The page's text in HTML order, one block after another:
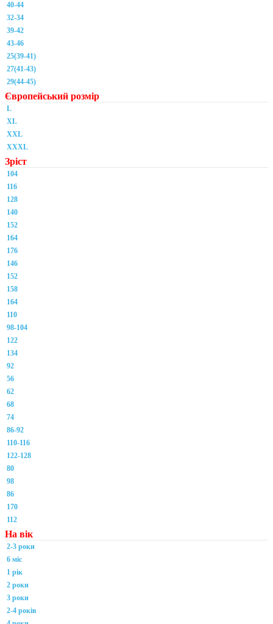
40-44
32-34
39-42
43-46
25(39-41)
27(41-43)
29(44-45)
Європейський розмір
L
XL
XXL
XXXL
Зріст
104
116
128
140
152
164
176
146
152
158
164
110
98-104
122
134
92
56
62
68
74
86-92
110-116
122-128
80
98
86
170
112
На вік
2-3 роки
6 міс
1 рік
2 роки
3 роки
2-4 років